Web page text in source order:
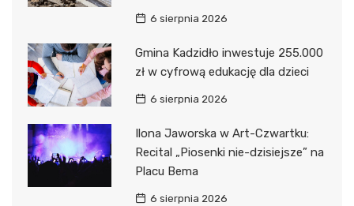
6 sierpnia 2026
Gmina Kadzidło inwestuje 255.000
zł w cyfrową edukację dla dzieci
6 sierpnia 2026
Ilona Jaworska w Art-Czwartku:
Recital „Piosenki nie-dzisiejsze” na
Placu Bema
6 sierpnia 2026